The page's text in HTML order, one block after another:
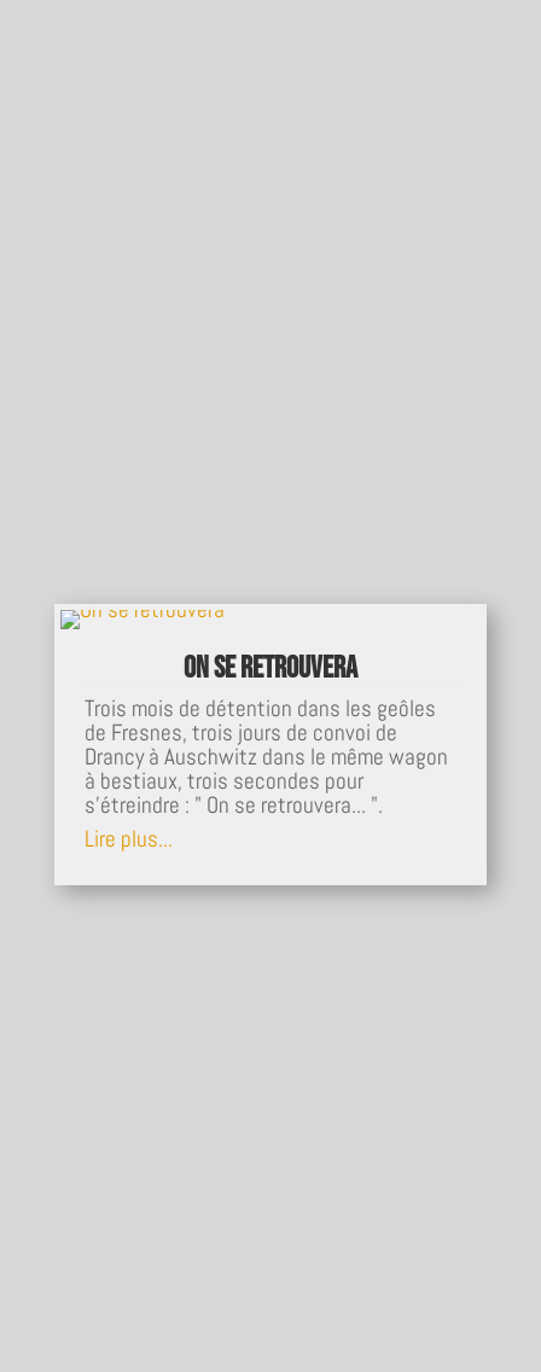
On se retrouvera
Trois mois de détention dans les geôles
de Fresnes, trois jours de convoi de
Drancy à Auschwitz dans le même wagon
à bestiaux, trois secondes pour
s'étreindre : " On se retrouvera... ".
Lire plus...